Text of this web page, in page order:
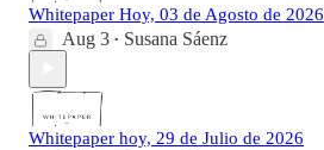
Whitepaper Hoy, 03 de Agosto de 2026
Aug 3 • Susana Sáenz
Whitepaper hoy, 29 de Julio de 2026